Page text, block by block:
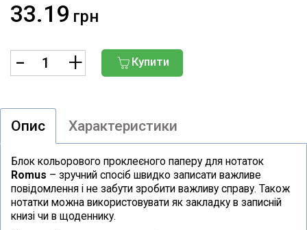
33.19 грн
Купити
Опис Характеристики
Блок кольорового проклеєного паперу для нотаток
Romus – зручний спосіб швидко записати важливе
повідомлення і не забути зробити важливу справу. Також
нотатки можна використовувати як закладку в записній
книзі чи в щоденнику.